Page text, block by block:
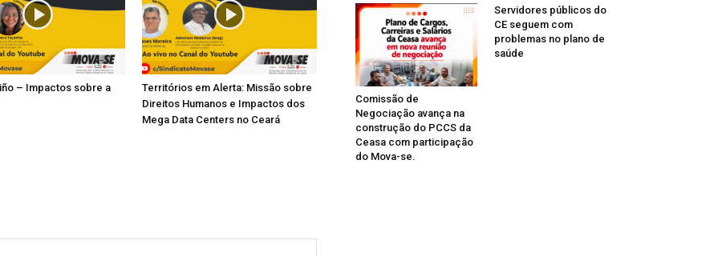
– Impactos sobre a
Territórios em Alerta: Missão sobre
Direitos Humanos e Impactos dos
Mega Data Centers no Ceará
Comissão de
Negociação avança na
construção do PCCS da
Ceasa com participação
do Mova-se.
Servidores públicos do
CE seguem com
problemas no plano de
saúde